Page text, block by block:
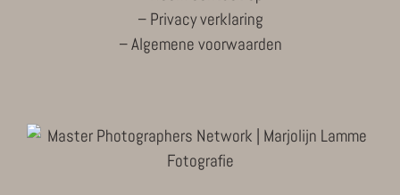
– Privacy verklaring
–Algemene voorwaarden